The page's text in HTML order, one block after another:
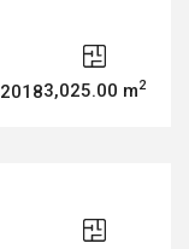
3,025.00 m2